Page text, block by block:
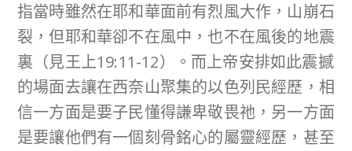
指當時雖然在耶和華面前有烈風大作，山崩石
裂，但耶和華卻不在風中，也不在風後的地震
裏（見王上19:11-12）。而上帝安排如此震撼
的場面去讓在西奈山聚集的以色列民經歷，相
信一方面是要子民懂得謙卑敬畏祂，另一方面
是要讓他們有一個刻骨銘心的屬靈經歷，甚至